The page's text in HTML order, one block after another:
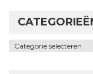
Categorieën